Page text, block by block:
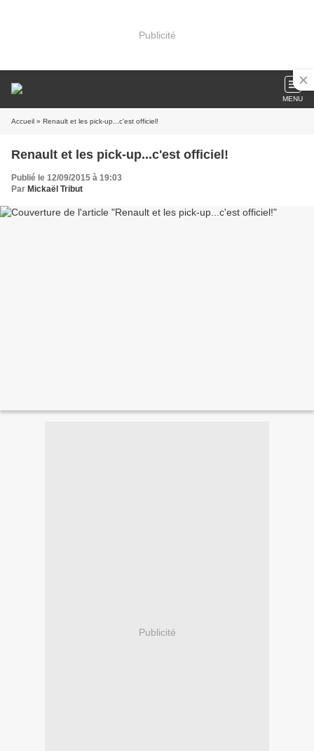
Publicité
MENU
Accueil » Renault et les pick-up...c'est officiel!
Renault et les pick-up...c'est officiel!
Publié le 12/09/2015 à 19:03
Par Mickaël Tribut
Publicité